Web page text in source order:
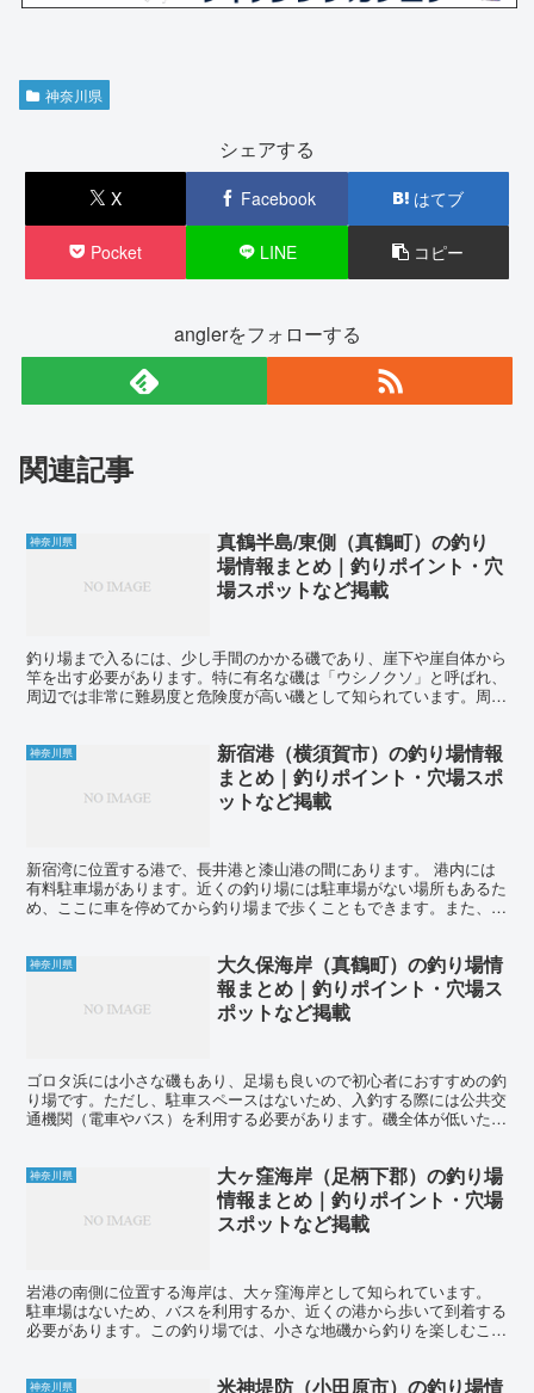
神奈川県
シェアする
X Facebook はてブ
Pocket LINE コピー
anglerをフォローする
関連記事
神奈川県
真鶴半島/東側（真鶴町）の釣り
場情報まとめ｜釣りポイント・穴
場スポットなど掲載
釣り場まで入るには、少し手間のかかる磯であり、崖下や崖自体から
竿を出す必要があります。特に有名な磯は「ウシノクソ」と呼ばれ、
周辺では非常に難易度と危険度が高い磯として知られています。周辺
神奈川県
新宿港（横須賀市）の釣り場情報
まとめ｜釣りポイント・穴場スポ
ットなど掲載
新宿湾に位置する港で、長井港と漆山港の間にあります。 港内には
有料駐車場があります。近くの釣り場には駐車場がない場所もあるた
め、ここに車を停めてから釣り場まで歩くこともできます。また、港
神奈川県
大久保海岸（真鶴町）の釣り場情
報まとめ｜釣りポイント・穴場ス
ポットなど掲載
ゴロタ浜には小さな磯もあり、足場も良いので初心者におすすめの釣
り場です。ただし、駐車スペースはないため、入釣する際には公共交
通機関（電車やバス）を利用する必要があります。磯全体が低いた
神奈川県
大ヶ窪海岸（足柄下郡）の釣り場
情報まとめ｜釣りポイント・穴場
スポットなど掲載
岩港の南側に位置する海岸は、大ヶ窪海岸として知られています。
駐車場はないため、バスを利用するか、近くの港から歩いて到着する
必要があります。この釣り場では、小さな地磯から釣りを楽しむこと
神奈川県
米神堤防（小田原市）の釣り場情